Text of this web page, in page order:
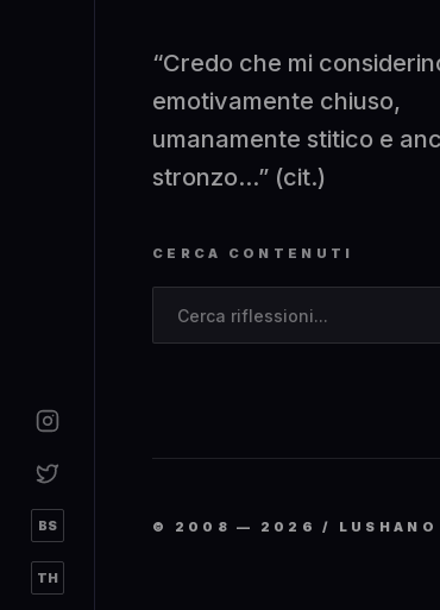
BS
TH
“Credo che mi
emotivamente chiuso,
umanamente stitico e
stronzo...” (cit.)
CERCA CONTENUTI
© 2008 — 2026 / LUSHANO